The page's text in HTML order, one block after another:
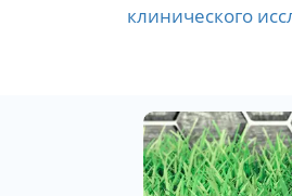
клинического